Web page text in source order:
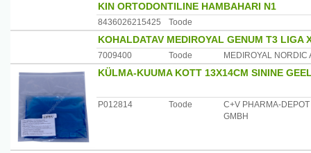
KIN ORTODONTILINE HAMBAHARI N1
8436026215425 Toode
KOHALDATAV MEDIROYAL GENUM T3 LIGA
7009400 Toode MEDIROYAL NORDIC
KÜLMA-KUUMA KOTT 13X14CM SININE
P012814 Toode
C+V PHARMA-DEPOT
GMBH